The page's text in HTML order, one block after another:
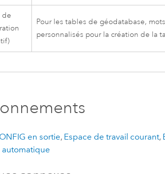
de
Pour les tables de géodatabase,
personnalisés pour la création de la
en sortie, Espace de travail courant,
automatique